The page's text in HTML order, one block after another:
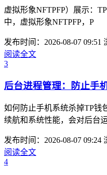
虚拟形象NFTPFP）展示：
中，虚拟形象NFTPFP，P
发布时间：2026-08-07 09:51
阅读全文
3
后台进程管理：防止手
如何防止手机系统杀掉TP钱
续航和系统性能，会对后台
发布时间：2026-08-07 09:24
阅读全文
4